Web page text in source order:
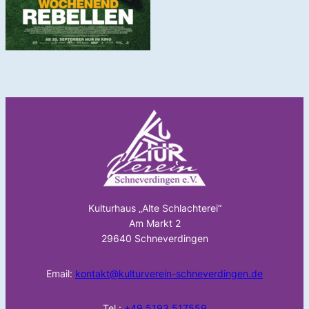
Kulturhaus „Alte Schlachterei“
Am Markt 2
29640 Schneverdingen
Email: kontakt@kulturverein-schneverdingen.de